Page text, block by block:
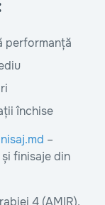
performanță
închise
–
finisaje din
4 (AMIR),